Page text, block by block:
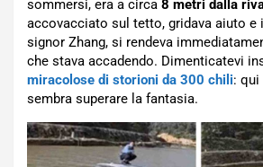
sommersi, era a circa 8 metri dalla
accovacciato sul tetto, gridava aiuto e
signor Zhang, si rendeva
che stava accadendo. Dimenticatevi
miracolose di storioni da 300 chili: qui
sembra superare la fantasia.